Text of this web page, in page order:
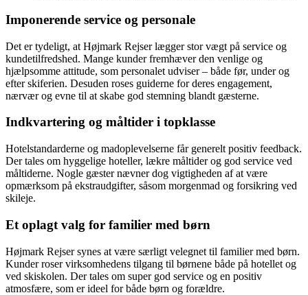
Imponerende service og personale
Det er tydeligt, at Højmark Rejser lægger stor vægt på service og
kundetilfredshed. Mange kunder fremhæver den venlige og
hjælpsomme attitude, som personalet udviser – både før, under og
efter skiferien. Desuden roses guiderne for deres engagement,
nærvær og evne til at skabe god stemning blandt gæsterne.
Indkvartering og måltider i topklasse
Hotelstandarderne og madoplevelserne får generelt positiv feedback.
Der tales om hyggelige hoteller, lækre måltider og god service ved
måltiderne. Nogle gæster nævner dog vigtigheden af at være
opmærksom på ekstraudgifter, såsom morgenmad og forsikring ved
skileje.
Et oplagt valg for familier med børn
Højmark Rejser synes at være særligt velegnet til familier med børn.
Kunder roser virksomhedens tilgang til børnene både på hotellet og
ved skiskolen. Der tales om super god service og en positiv
atmosfære, som er ideel for både børn og forældre.